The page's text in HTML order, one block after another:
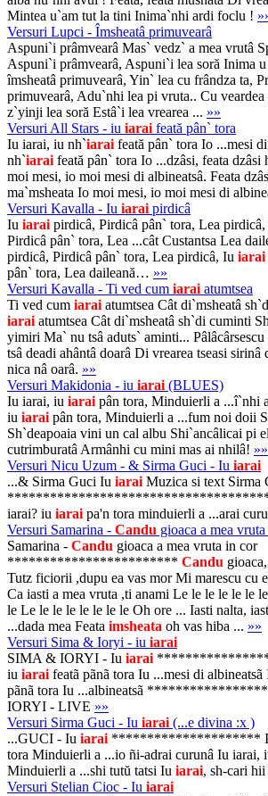
Mintea u`am tut la tini Inima`nhi ardi foclu !
Versuri Lupci - Îmsheatâ primuvearâ
Aspuni`i prâmvearâ Mas` vedz` a mea vrutâ
Aspuni`i prâmvearâ, Aspuni`i lea soră Inima
îmsheatâ primuvearâ, Yin` lea cu frândza ta,
primuvearâ, Adu`nhi lea pi vruta.. Cu veardea
z`yinji lea soră Estâ`i lea vrearea ... »»
Versuri All Stars - iu iarai feată pân` tora
Iu iarai, iu nh`iarai feată pân` tora Io ...mesi
nh`iarai feată pân` tora Io ...dzâsi, feata dzâsi
moi mesi, io moi mesi di albineatsâ. Feata
ma`msheata Io moi mesi, io moi mesi di
Versuri Kavalla - Iu iarai pirdicâ
Iu iarai pirdicâ, Pirdicâ pân` tora, Lea pirdicâ,
Pirdicâ pân` tora, Lea ...cât Custantsa Lea
pirdicâ, Pirdicâ pân` tora, Lea pirdicâ, Iu iarai
pân` tora, Lea daileană… »»
Versuri Kavalla - Ti ved cum iarai atumtsea
Ti ved cum iarai atumtsea Cât di`msheatâ
iarai atumtsea Cât di`msheatâ sh`di cuminti
yimiri Ma` nu tsâ aduts` aminti...
tsâ deadi ahântâ doarâ Di vrearea tseasi sirinâ
nica nâ oarâ. »»
Versuri Makidonia - iu iarai (BLUES)
Iu iarai, iu iarai pân tora, Minduierli a ...î`nhi
iu iarai pân tora, Minduierli a ...fum noi doii
Sh`deapoaia vini un cal albu Shi`ancâlicai pi
cutrimburatâ Armânhi cu mini mas ai nhilâ! »»
Versuri Nicu Uzum - & Sirma Guci - Iu iarai
...& Sirma Guci Iu iarai Muzica si text Sirma
iarai? iu iarai pa'n tora minduierli a ...arai
Versuri Samarina - Candu gioaca a mea
Samarina - Candu gioaca a mea vruta in cor
************************ Candu
Tutz ficiorii ,dupu ea vas mor Mi marescu cu
Ca iasti a mea vruta ,ti anami Le le le le le le
le Le le le le le le le le Oh ore ... Iasti nalta,
...dada mea Feata imsheata oh vas hiba ... »»
Versuri Sima & Ioryi - iu iarai
SIMA & IORYI - Iu iarai
iu iarai featã pãnã tora Iu ...mesi di
pãnã tora Iu ...albineatsã
IORYI - LIVE »»
Versuri Sirma Guci - Iu iarai (...e divina :x )
...GUCI - Iu iarai ********************* Iu
tora Minduierli a ...io ñi-adrai curunâ Iu iarai,
Minduierli a ...shi tutŭ tatsi Iu iarai, sh-cari hii
Versuri Stelian Cioc - Iu iarai